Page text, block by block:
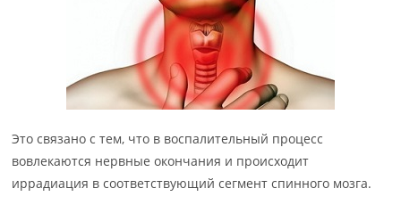
Это связано с тем, что в воспалительный процесс
вовлекаются нервные окончания и происходит
иррадиация в соответствующий сегмент спинного мозга.